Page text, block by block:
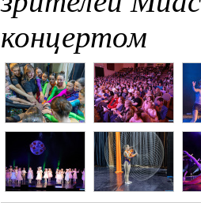
концертом